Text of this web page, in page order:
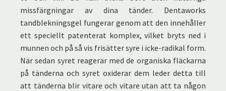
missfärgningar av dina tänder. Dentaworks
tandblekningsgel fungerar genom att den innehåller
ett speciellt patenterat komplex, vilket bryts ned i
munnen och på så vis frisätter syre i icke-radikal form.
När sedan syret reagerar med de organiska fläckarna
på tänderna och syret oxiderar dem leder detta till
att tänderna blir vitare och vitare utan att ta någon